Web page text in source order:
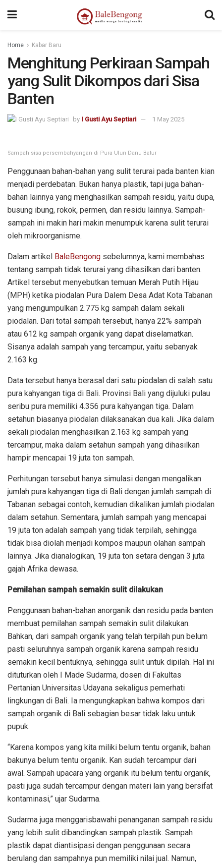
Home Kabar Baru
Menghitung Perkiraan Sampah
yang Sulit Dikompos dari Sisa
Banten
by I Gusti Ayu Septiari 1 May 2025
Sampah sisa persembahyangan di Pura Ulun Danu Batur
Penggunaan bahan-bahan yang sulit terurai pada banten kian
menjadi perdebatan. Bukan hanya plastik, tapi juga bahan-
bahan lainnya yang menghasilkan sampah residu, yaitu dupa,
busung ibung, rokok, permen, dan residu lainnya. Sampah-
sampah ini makin hari makin menumpuk karena sulit terurai
oleh mikroorganisme.
Dalam artikel BaleBengong sebelumnya, kami membahas
tentang sampah tidak terurai yang dihasilkan dari banten.
Artikel tersebut menyebutkan temuan Merah Putih Hijau
(MPH) ketika piodalan Pura Dalem Desa Adat Kota Tabanan
yang mengumpulkan 2.775 kg sampah dalam sekali
piodalan. Dari total sampah tersebut, hanya 22% sampah
atau 612 kg sampah organik yang dapat diselamatkan.
Sisanya adalah sampah yang tercampur, yaitu sebanyak
2.163 kg.
Data tersebut hanya berasal dari satu piodalan di salah satu
pura kahyangan tiga di Bali. Provinsi Bali yang dijuluki pulau
seribu pura memiliki 4.356 pura kahyangan tiga. Dalam
setahun biasanya piodalan dilaksanakan dua kali. Jika dalam
sekali piodalan menghasilkan 2.163 kg sampah yang
tercampur, maka dalam setahun sampah yang dihasilkan
hampir mencapai 19 juta ton sampah.
Perhitungan tersebut hanya simulasi dengan mengalikan
jumlah pura kahyangan tiga di Bali dengan jumlah sampah di
Tabanan sebagai contoh, kemudian dikalikan jumlah piodalan
dalam setahun. Sementara, jumlah sampah yang mencapai
19 juta ton adalah sampah yang tidak terpilah, sehingga
tidak bisa diolah menjadi kompos maupun olahan sampah
lainnya. Jika dianalogikan, 19 juta ton setara dengan 3 juta
gajah Afrika dewasa.
Pemilahan sampah semakin sulit dilakukan
Penggunaan bahan-bahan anorganik dan residu pada banten
membuat pemilahan sampah semakin sulit dilakukan.
Bahkan, dari sampah organik yang telah terpilah pun belum
pasti seluruhnya sampah organik karena sampah residu
semakin kecil bentuknya, sehingga sulit untuk dipilah. Hal ini
dituturkan oleh I Made Sudarma, dosen di Fakultas
Pertanian Universitas Udayana sekaligus pemerhati
lingkungan di Bali. Ia mengungkapkan bahwa kompos dari
sampah organik di Bali sebagian besar tidak laku untuk
pupuk.
“Karena kompos yang kita miliki belum tentu organik, bahan
bakunya belum tentu organik. Kan sudah tercampur dari
awal. Sampah upacara yang organik itu belum tentu organik,
pasti juga sudah tercampur dengan materi lain yang bersifat
kontaminasi,” ujar Sudarma.
Sudarma juga menggarisbawahi penanganan sampah residu
yang lebih sulit dibandingkan sampah plastik. Sampah
plastik dapat diantisipasi dengan penggunaan secara
berulang dan sampahnya pun memiliki nilai jual. Namun,